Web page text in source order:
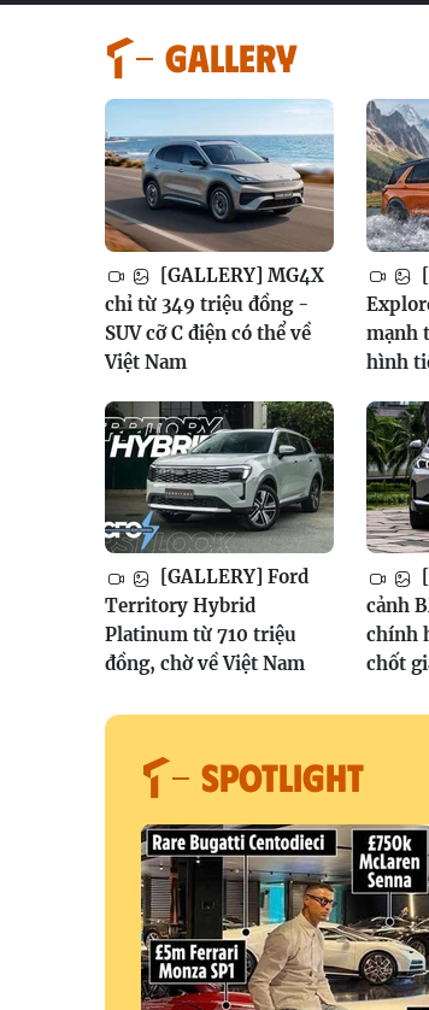
GALLERY
[GALLERY] MG4X
chỉ từ 349 triệu đồng -
SUV cỡ C điện có thể về
Việt Nam
mạnh
hình
[GALLERY] Ford
Territory Hybrid
Platinum từ 710 triệu
đồng, chờ về Việt Nam
cảnh
chính
chốt
SPOTLIGHT